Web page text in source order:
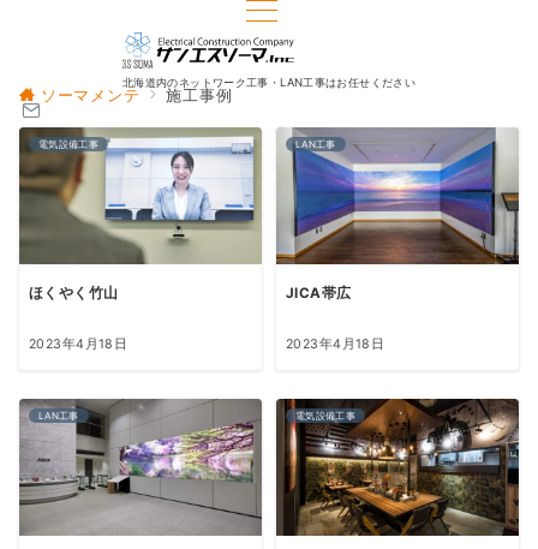
北海道内のネットワーク工事・LAN工事はお任せください
ソーマメンテ 施工事例
電気設備工事
ほくやく竹山
2023年4月18日
LAN工事
JICA帯広
2023年4月18日
LAN工事 電気設備工事